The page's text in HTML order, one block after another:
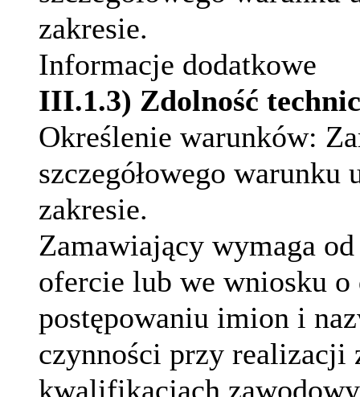
zakresie.
Informacje dodatkowe
III.1.3) Zdolność
Określenie warunków:
szczegółowego
zakresie.
Zamawiający wymaga
ofercie lub we wniosku o
postępowaniu imion i
czynności przy realizacji
kwalifikacjach